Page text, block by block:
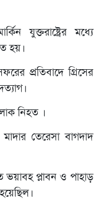
যুক্তরাষ্ট্রের মধ্যে
হয়।
প্রতিবাদে গ্রিসের
নিহত ।
তেরেসা বাগদাদ
ভয়াবহ প্লাবন ও পাহাড়